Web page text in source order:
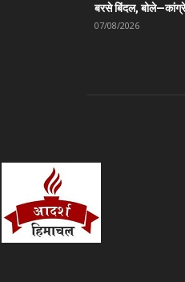
बरसे बिंदल,
07/08/2026